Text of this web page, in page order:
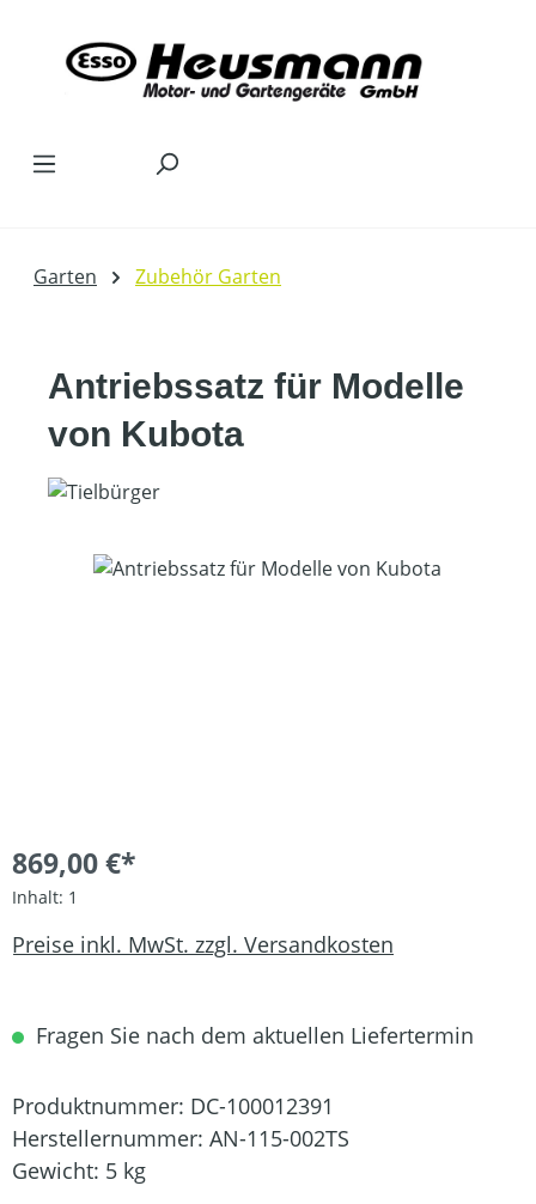
Garten Zubehör Garten
Antriebssatz für Modelle
von Kubota
Bildergalerie überspringen
869,00 €*
Inhalt: 1
Preise inkl. MwSt. zzgl. Versandkosten
Fragen Sie nach dem aktuellen Liefertermin
Produktnummer: DC-100012391
Herstellernummer: AN-115-002TS
Gewicht: 5 kg